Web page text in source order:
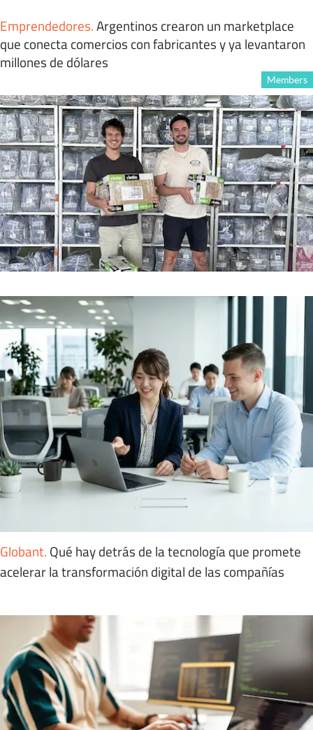
Emprendedores.Argentinos crearon un marketplace
que conecta comercios con fabricantes y ya levantaron
millones de dólares
Members
Globant. Qué hay detrás de la tecnología que promete
acelerar la transformación digital de las compañías